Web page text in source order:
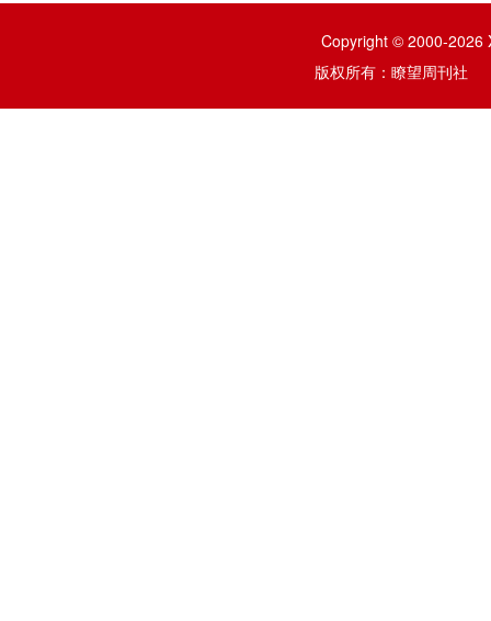
Copyright © 2000-2026
版权所有：瞭望周刊